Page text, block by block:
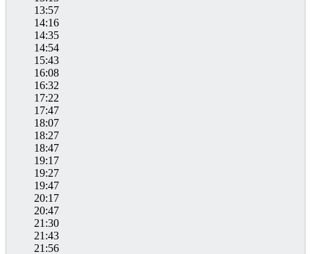
13:57
14:16
14:35
14:54
15:43
16:08
16:32
17:22
17:47
18:07
18:27
18:47
19:17
19:27
19:47
20:17
20:47
21:30
21:43
21:56